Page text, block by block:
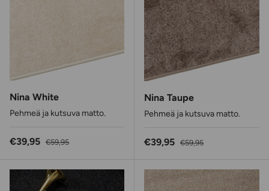
Nina White
Pehmeä ja kutsuva matto.
Alennushinta
€39,95 Normaalihinta
€59,95
Nina Taupe
Pehmeä ja kutsuva matto.
Alennushinta
€39,95 Normaalihinta
€59,95